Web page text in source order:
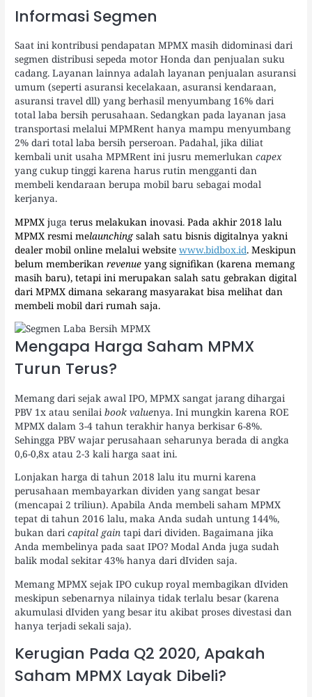
Informasi Segmen
Saat ini kontribusi pendapatan MPMX masih didominasi dari
segmen distribusi sepeda motor Honda dan penjualan suku
cadang. Layanan lainnya adalah layanan penjualan asuransi
umum (seperti asuransi kecelakaan, asuransi kendaraan,
asuransi travel dll) yang berhasil menyumbang 16% dari
total laba bersih perusahaan. Sedangkan pada layanan jasa
transportasi melalui MPMRent hanya mampu menyumbang
2% dari total laba bersih perseroan. Padahal, jika diliat
kembali unit usaha MPMRent ini jusru memerlukancapex
yang cukup tinggi karena harus rutin mengganti dan
membeli kendaraan berupa mobil baru sebagai modal
kerjanya.
MPMX jugaterus melakukan inovasi.Pada akhir 2018 lalu
MPMX resmi melaunching salah satu bisnis digitalnya yakni
dealer mobil online melalui websitewww.bidbox.id. Meskipun
belum memberikanrevenue yang signifikan (karena memang
masih baru), tetapi ini merupakan salah satu gebrakan digital
dari MPMX dimana sekarang masyarakat bisa melihat dan
membeli mobil dari rumah saja.
Mengapa Harga Saham MPMX
Turun Terus?
Memang dari sejak awal IPO, MPMX sangat jarang dihargai
PBV 1x atau senilaibook valuenya. Ini mungkin karena ROE
MPMX dalam 3-4 tahun terakhir hanya berkisar 6-8%.
Sehingga PBV wajar perusahaan seharunya berada di angka
0,6-0,8x atau 2-3 kali harga saat ini.
Lonjakan harga di tahun 2018 lalu itu murni karena
perusahaan membayarkan dividen yang sangat besar
(mencapai 2 triliun). Apabila Anda membeli saham MPMX
tepat di tahun 2016 lalu, maka Anda sudah untung 144%,
bukan daricapital gain tapi dari dividen. Bagaimana jika
Anda membelinya pada saat IPO? Modal Anda juga sudah
balik modal sekitar 43% hanya dari dIviden saja.
Memang MPMX sejak IPO cukup royal membagikan dIviden
meskipun sebenarnya nilainya tidak terlalu besar (karena
akumulasi dIviden yang besar itu akibat proses divestasi dan
hanya terjadi sekali saja).
Kerugian Pada Q2 2020, Apakah
Saham MPMX Layak Dibeli?